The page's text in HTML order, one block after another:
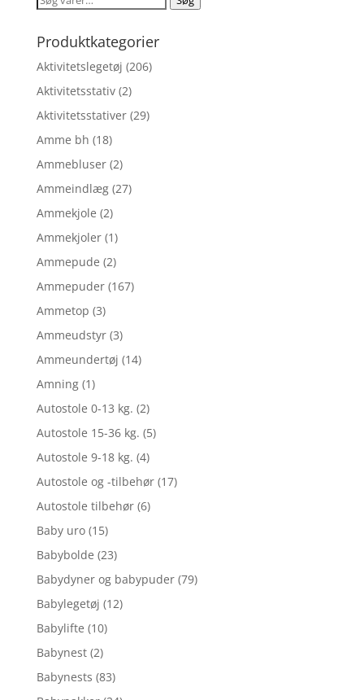
kr. 214,90.kr. 171,92.
Produktkategorier
Aktivitetslegetøj (206)
Aktivitetsstativ (2)
Aktivitetsstativer (29)
Amme bh (18)
Ammebluser (2)
Ammeindlæg (27)
Ammekjole (2)
Ammekjoler (1)
Ammepude (2)
Ammepuder (167)
Ammetop (3)
Ammeudstyr (3)
Ammeundertøj (14)
Amning (1)
Autostole 0-13 kg. (2)
Autostole 15-36 kg. (5)
Autostole 9-18 kg. (4)
Autostole og -tilbehør (17)
Autostole tilbehør (6)
Baby uro (15)
Babybolde (23)
Babydyner og babypuder (79)
Babylegetøj (12)
Babylifte (10)
Babynest (2)
Babynests (83)